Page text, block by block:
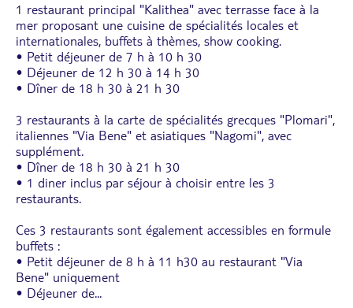
1 restaurant principal "Kalithea" avec terrasse face à la
mer proposant une cuisine de spécialités locales et
internationales, buffets à thèmes, show cooking.
• Petit déjeuner de 7 h à 10 h 30
• Déjeuner de 12 h 30 à 14 h 30
• Dîner de 18 h 30 à 21 h 30
3 restaurants à la carte de spécialités grecques "Plomari",
italiennes "Via Bene" et asiatiques "Nagomi", avec
supplément.
• Dîner de 18 h 30 à 21 h 30
• 1 diner inclus par séjour à choisir entre les 3
restaurants.
Ces 3 restaurants sont également accessibles en formule
buffets :
• Petit déjeuner de 8 h à 11 h30 au restaurant "Via
Bene" uniquement
• Déjeuner de...